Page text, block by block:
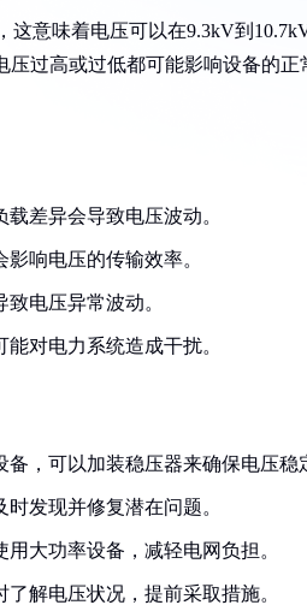
这意味着电压可以在9.3kV到
过高或过低都可能影响设备的
差异会导致电压波动。
响电压的传输效率。
电压异常波动。
对电力系统造成干扰。
备，可以加装稳压器来确保电压稳
时发现并修复潜在问题。
大功率设备，减轻电网负担。
了解电压状况，提前采取措施。